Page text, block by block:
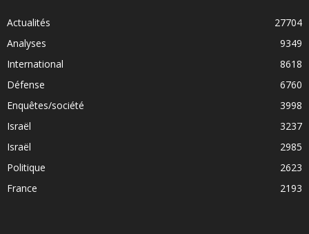
Actualités
27704
Analyses
9349
International
8618
Défense
6760
Enquêtes/société
3998
Israël
3237
Israël
2985
Politique
2623
France
2193